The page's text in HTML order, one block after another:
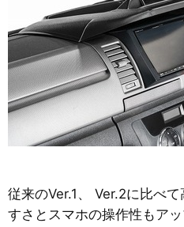
従来のVer.1、 Ver.2に比べ
すさとスマホの操作性もアッ